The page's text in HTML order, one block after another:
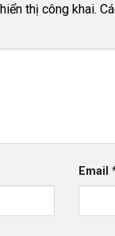
thị công khai.
Email